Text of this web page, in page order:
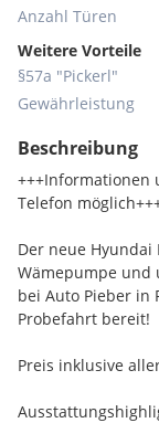
Anzahl Türen
Weitere Vorteile
§57a "Pickerl"
Gewährleistung
Beschreibung
+++Informationen
Telefon
Der neue Hyundai
Wämepumpe und
bei Auto Pieber in
Probefahrt bereit!
Preis inklusive